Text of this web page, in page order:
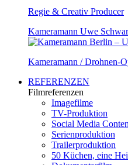
Regie & Creativ Producer
Kameramann Uwe
Kameramann / Drohnen-
REFERENZEN
Filmreferenzen
Imagefilme
TV-Produktion
Social Media
Serienproduktion
Trailerproduktion
50 Küchen, eine